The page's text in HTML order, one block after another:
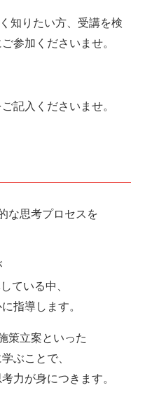
知りたい方、受講を検
参加くださいませ。
記入くださいませ。
な思考プロセスを
ている中、
指導します。
策立案といった
ぶことで、
力が身につきます。